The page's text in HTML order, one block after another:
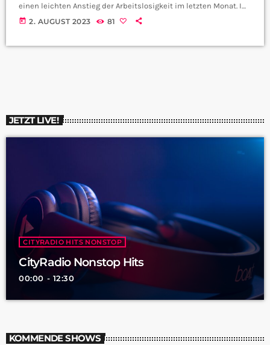
einen leichten Anstieg der Arbeitslosigkeit im letzten Monat. Im
Juli stieg die Zahl der Arbeitslosen im Saarland leicht an. Laut
today 2. AUGUST 2023 81
JETZT LIVE!
CITYRADIO HITS NONSTOP
CityRadio Nonstop Hits
00:00 - 12:30
KOMMENDE SHOWS